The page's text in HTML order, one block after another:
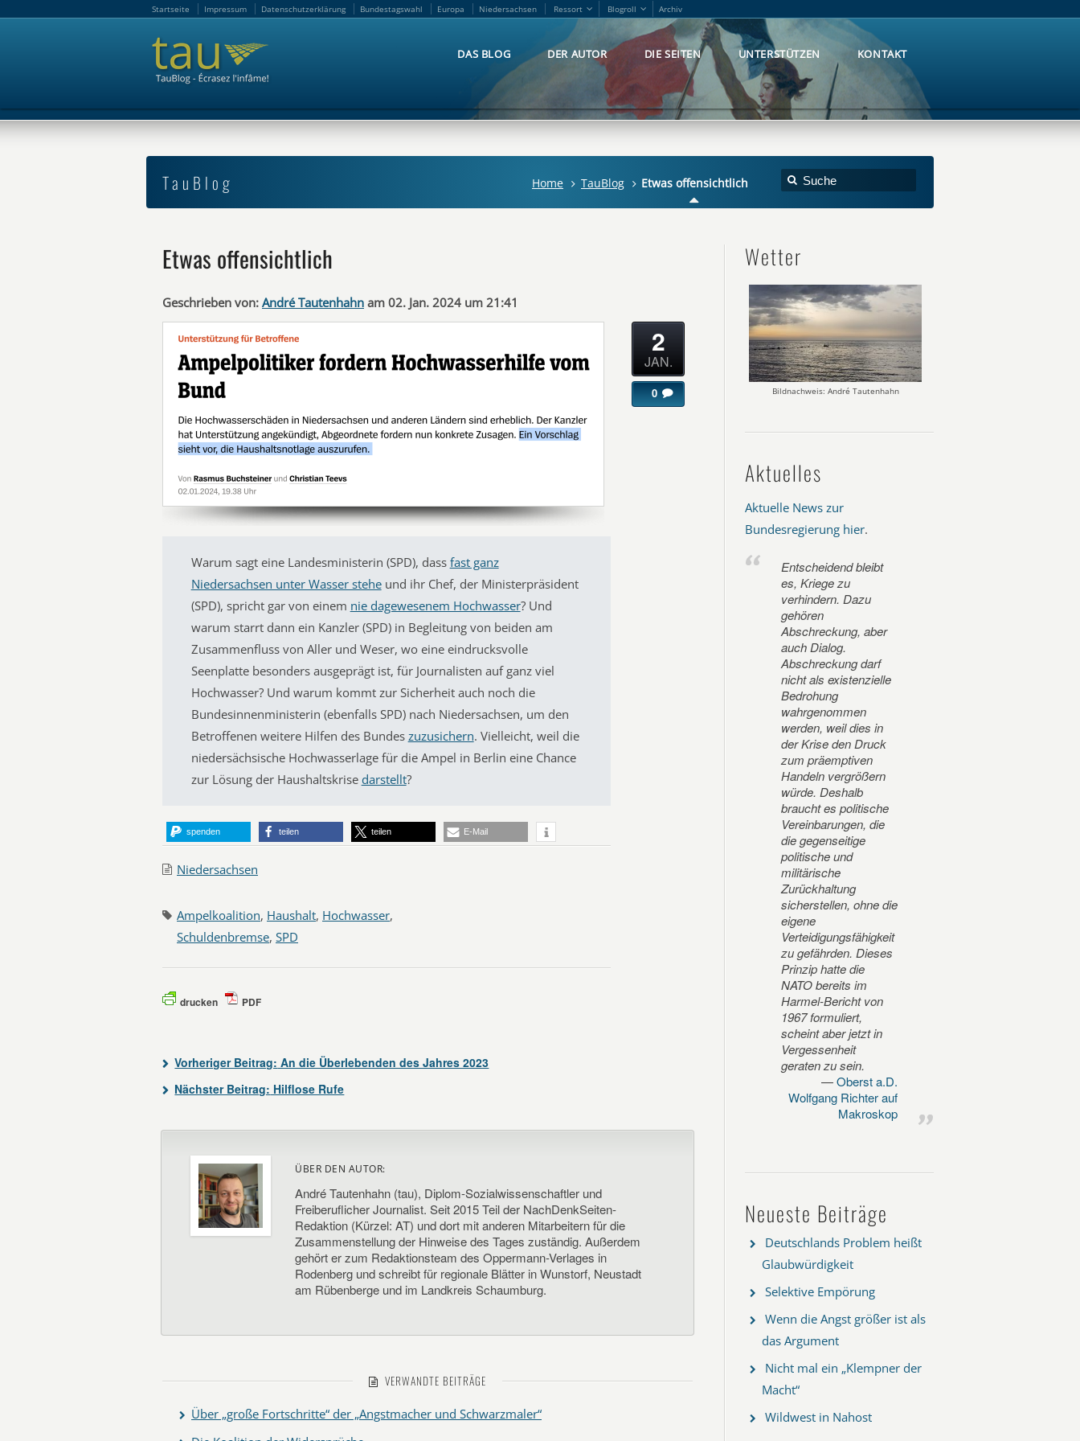
Startseite Impressum Datenschutzerklärung Bundestagswahl Europa Niedersachsen Ressort Blogroll Archiv
DAS BLOG DER AUTOR DIE SEITEN UNTERSTÜTZEN KONTAKT
TauBlog Home TauBlog Etwas offensichtlich
Etwas offensichtlich
Geschrieben von: André Tautenhahn am 02. Jan. 2024 um 21:41
Warum sagt eine Landesministerin (SPD), dass fast ganz
Niedersachsen unter Wasser steheund ihr Chef, der Ministerpräsident
(SPD), spricht gar von einem nie dagewesenem Hochwasser? Und
warum starrt dann ein Kanzler (SPD) in Begleitung von beiden am
Zusammenfluss von Aller und Weser, wo eine eindrucksvolle
Seenplatte besonders ausgeprägt ist, für Journalisten auf ganz viel
Hochwasser? Und warum kommt zur Sicherheit auch noch die
Bundesinnenministerin (ebenfalls SPD) nach Niedersachsen, um den
Betroffenen weitere Hilfen des Bundes zuzusichern. Vielleicht, weil die
niedersächsische Hochwasserlage für die Ampel in Berlin eine Chance
zur Lösung der Haushaltskrise darstellt?
spenden teilen teilen E-Mail
2
JAN.
0
Niedersachsen
Ampelkoalition, Haushalt, Hochwasser,
Schuldenbremse, SPD
drucken PDF
Vorheriger Beitrag: An die Überlebenden des Jahres 2023
Nächster Beitrag: Hilflose Rufe
ÜBER DEN AUTOR:
André Tautenhahn (tau), Diplom-Sozialwissenschaftler und
Freiberuflicher Journalist. Seit 2015 Teil der NachDenkSeiten-
Redaktion (Kürzel: AT) und dort mit anderen Mitarbeitern für die
Zusammenstellung der Hinweise des Tages zuständig. Außerdem
gehört er zum Redaktionsteam des Oppermann-Verlages in
Rodenberg und schreibt für regionale Blätter in Wunstorf, Neustadt
am Rübenberge und im Landkreis Schaumburg.
VERWANDTE BEITRÄGE
Über „große Fortschritte“ der „Angstmacher und Schwarzmaler“
Wetter
Bildnachweis: André Tautenhahn
Aktuelles
Aktuelle News zur
Bundesregierung hier.
Entscheidend bleibt
es, Kriege zu
verhindern. Dazu
gehören
Abschreckung, aber
auch Dialog.
Abschreckung darf
nicht als existenzielle
Bedrohung
wahrgenommen
werden, weil dies in
der Krise den Druck
zum präemptiven
Handeln vergrößern
würde. Deshalb
braucht es politische
Vereinbarungen, die
die gegenseitige
politische und
militärische
Zurückhaltung
sicherstellen, ohne die
eigene
Verteidigungsfähigkeit
zu gefährden. Dieses
Prinzip hatte die
NATO bereits im
Harmel-Bericht von
1967 formuliert,
scheint aber jetzt in
Vergessenheit
geraten zu sein.
Oberst a.D.
Wolfgang Richter auf
Makroskop
Neueste Beiträge
Deutschlands Problem heißt
Glaubwürdigkeit
Selektive Empörung
Wenn die Angst größer ist als
das Argument
Nicht mal ein „Klempner der
Macht“
Wildwest in Nahost
Startseite Impressum Datenschutzerklärung Bundestagswahl Europa Niedersachsen Ressort Blogroll Archiv
DAS BLOG DER AUTOR DIE SEITEN UNTERSTÜTZEN KONTAKT